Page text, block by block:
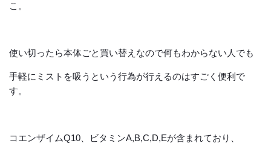
こ。
使い切ったら本体ごと買い替えなので何もわからない人でも
手軽にミストを吸うという行為が行えるのはすごく便利で
す。
コエンザイムQ10、ビタミンA,B,C,D,Eが含まれており、